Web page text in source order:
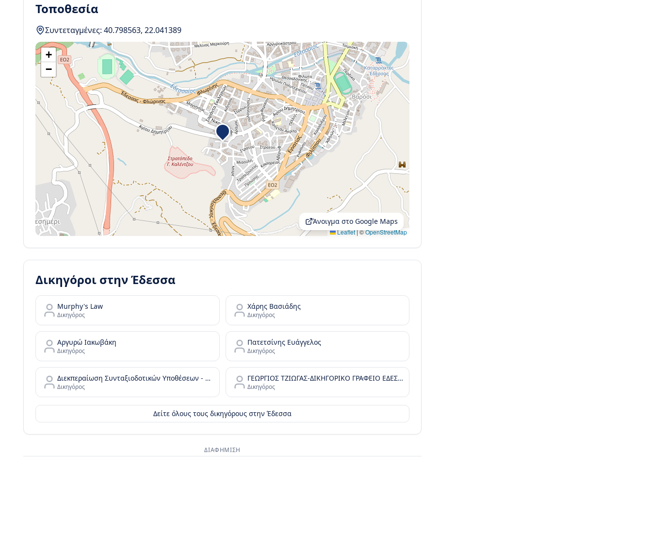
Τοποθεσία
Συντεταγμένες: 40.798563, 22.041389
+
−
Leaflet|©OpenStreetMap
Άνοιγμα στο Google Maps
Δικηγόροι στηνΈδεσσα
Murphy's Law
Δικηγόρος
Χάρης Βασιάδης
Δικηγόρος
Αργυρώ Ιακωβάκη
Δικηγόρος
Πατετσίνης Ευάγγελος
Δικηγόρος
Διεκπεραίωση Συνταξιοδοτικών Υποθέσεων - Παύλου Γ. Μιχαήλ
Δικηγόρος
ΓΕΩΡΓΙΟΣ ΤΖΙΩΓΑΣ-ΔΙΚΗΓΟΡΙΚΟ ΓΡΑΦΕΙΟ ΕΔΕΣΣΑ
Δικηγόρος
Δείτε όλους τους δικηγόρους στηνΈδεσσα
ΔΙΑΦΉΜΙΣΗ